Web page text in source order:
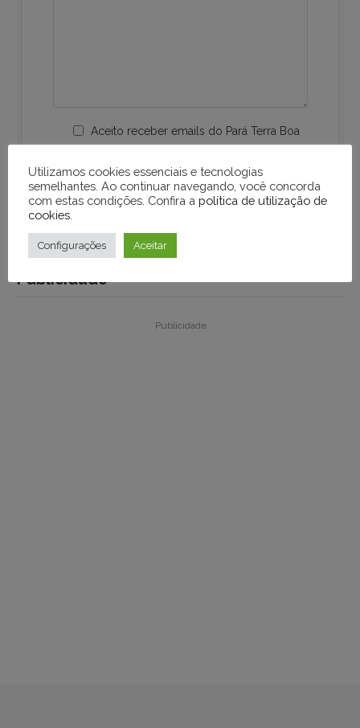
Aceito receber emails do Pará Terra Boa
Publicidade
Publicidade
Utilizamos cookies essenciais e tecnologias
semelhantes. Ao continuar navegando, você concorda
com estas condições. Confira a política de utilização de
cookies
Configurações Aceitar